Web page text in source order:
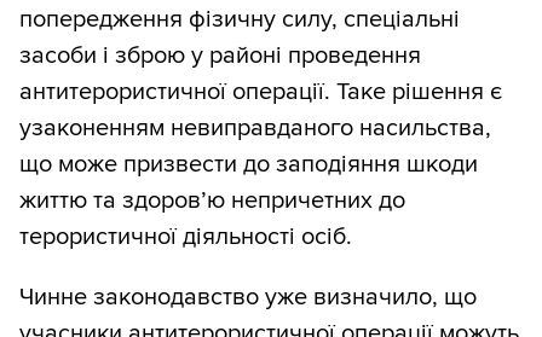
попередження фізичну силу, спеціальні
засоби і зброю у районі проведення
антитерористичної операції. Таке рішення є
узаконенням невиправданого насильства,
що може призвести до заподіяння шкоди
життю та здоров’ю непричетних до
терористичної діяльності осіб.
Чинне законодавство уже визначило, що